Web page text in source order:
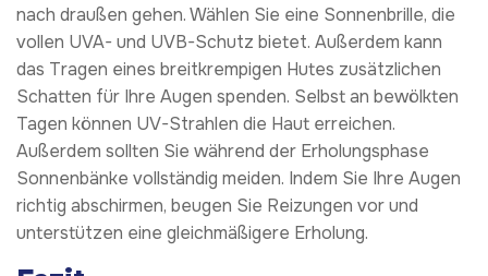
nach draußen gehen. Wählen Sie eine Sonnenbrille, die
vollen UVA- und UVB-Schutz bietet. Außerdem kann
das Tragen eines breitkrempigen Hutes zusätzlichen
Schatten für Ihre Augen spenden. Selbst an bewölkten
Tagen können UV-Strahlen die Haut erreichen.
Außerdem sollten Sie während der Erholungsphase
Sonnenbänke vollständig meiden. Indem Sie Ihre Augen
richtig abschirmen, beugen Sie Reizungen vor und
unterstützen eine gleichmäßigere Erholung.